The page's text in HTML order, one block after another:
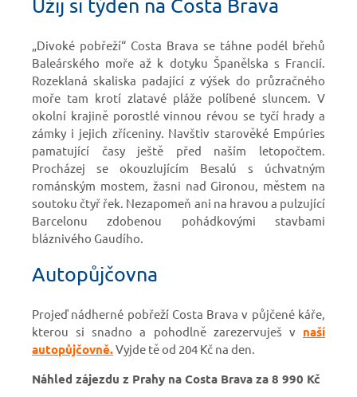
Užij si týden na Costa Brava
„Divoké pobřeží“ Costa Brava se táhne podél břehů
Baleárského moře až k dotyku Španělska s Francií.
Rozeklaná skaliska padající z výšek do průzračného
moře tam krotí zlatavé pláže políbené sluncem. V
okolní krajině porostlé vinnou révou se tyčí hrady a
zámky i jejich zříceniny. Navštiv starověké Empúries
pamatující časy ještě před naším letopočtem.
Procházej se okouzlujícím Besalú s úchvatným
románským mostem, žasni nad Gironou, městem na
soutoku čtyř řek. Nezapomeň ani na hravou a pulzující
Barcelonu zdobenou pohádkovými stavbami
bláznivého Gaudího.
Autopůjčovna
Projeď nádherné pobřeží Costa Brava v půjčené káře,
kterou si snadno a pohodlně zarezervuješ v naší
autopůjčovně.Vyjde tě od 204 Kč na den.
Náhled zájezdu z Prahy na Costa Brava za 8 990 Kč